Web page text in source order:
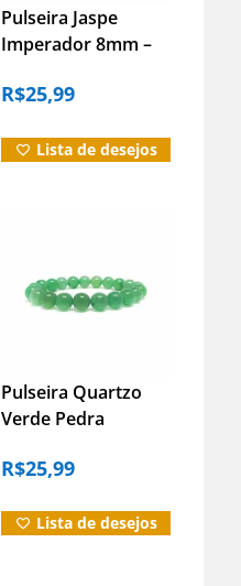
Pulseira Jaspe
Imperador 8mm –
R$25,99
Lista de desejos
Pulseira Quartzo
Verde Pedra
Saúde Equilíbrio –
R$25,99
Lista de desejos